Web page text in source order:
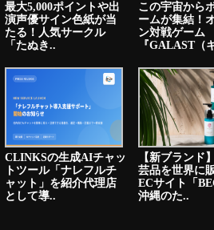
最大5,000ポイントや出
演声優サイン色紙が当
たる！人気サークル
「たぬき..
この宇宙から
ームが集結！
ン対戦ゲーム
『GALAST（
CLINKSの生成AIチャッ
トツール「ナレフルチ
ャット」を紹介代理店
として導..
【新ブランド
芸品を世界に
ECサイト「
沖縄のた..